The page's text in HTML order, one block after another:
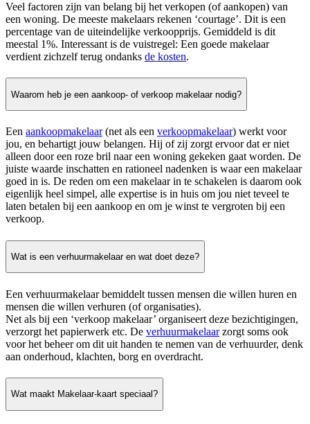
Veel factoren zijn van belang bij het verkopen (of aankopen) van
een woning. De meeste makelaars rekenen ‘courtage’. Dit is een
percentage van de uiteindelijke verkoopprijs. Gemiddeld is dit
meestal 1%. Interessant is de vuistregel: Een goede makelaar
verdient zichzelf terug ondanks de kosten.
Waarom heb je een aankoop- of verkoop makelaar nodig?
Een aankoopmakelaar(net als een verkoopmakelaar) werkt voor
jou, en behartigt jouw belangen. Hij of zij zorgt ervoor dat er niet
alleen door een roze bril naar een woning gekeken gaat worden. De
juiste waarde inschatten en rationeel nadenken is waar een makelaar
goed in is. De reden om een makelaar in te schakelen is daarom ook
eigenlijk heel simpel, alle expertise is in huis om jou niet teveel te
laten betalen bij een aankoop en om je winst te vergroten bij een
verkoop.
Wat is een verhuurmakelaar en wat doet deze?
Een verhuurmakelaar bemiddelt tussen mensen die willen huren en
mensen die willen verhuren (of organisaties).
Net als bij een ‘verkoop makelaar’ organiseert deze bezichtigingen,
verzorgt het papierwerk etc. De verhuurmakelaarzorgt soms ook
voor het beheer om dit uit handen te nemen van de verhuurder, denk
aan onderhoud, klachten, borg en overdracht.
Wat maakt Makelaar-kaart speciaal?